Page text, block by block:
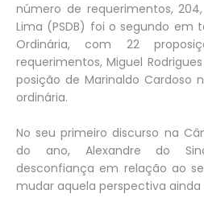
número de requerimentos,
Lima (PSDB) foi o segundo em
Ordinária, com 22
requerimentos, Miguel
posição de Marinaldo Cardoso
ordinária.
No seu primeiro discurso na
do ano, Alexandre do
desconfiança em relação ao
mudar aquela perspectiva